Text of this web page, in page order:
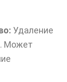
Удаление
Может